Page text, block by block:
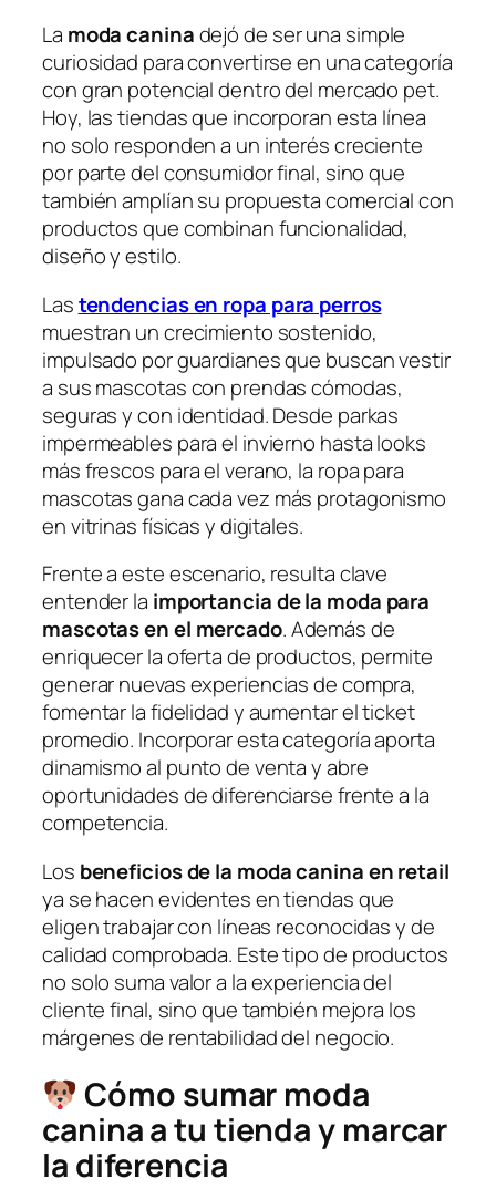
La moda caninadejó de ser una simple
curiosidad para convertirse en una categoría
con gran potencial dentro del mercado pet.
Hoy, las tiendas que incorporan esta línea
no solo responden a un interés creciente
por parte del consumidor final, sino que
también amplían su propuesta comercial con
productos que combinan funcionalidad,
diseño y estilo.
Lastendencias en ropa para perros
muestran un crecimiento sostenido,
impulsado por guardianes que buscan vestir
a sus mascotas con prendas cómodas,
seguras y con identidad. Desde parkas
impermeables para el invierno hasta looks
más frescos para el verano, la ropa para
mascotas gana cada vez más protagonismo
en vitrinas físicas y digitales.
Frente a este escenario, resulta clave
entender la importancia de la moda para
mascotas en el mercado. Además de
enriquecer la oferta de productos, permite
generar nuevas experiencias de compra,
fomentar la fidelidad y aumentar el ticket
promedio. Incorporar esta categoría aporta
dinamismo al punto de venta y abre
oportunidades de diferenciarse frente a la
competencia.
Los beneficios de la moda canina en retail
ya se hacen evidentes en tiendas que
eligen trabajar con líneas reconocidas y de
calidad comprobada. Este tipo de productos
no solo suma valor a la experiencia del
cliente final, sino que también mejora los
márgenes de rentabilidad del negocio.
Cómo sumar moda
canina a tu tienda y marcar
la diferencia